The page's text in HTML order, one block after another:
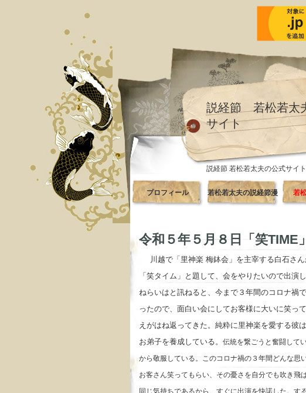
説経節 若松若太
サイト
説経節 若松若太夫の公式サイ
プロフィール 若松若太夫の説経節漫 若
令和５年５月８日「笑
川越で「里神楽 梅鉢会」を主宰する白石さん
「笑タイム」と題して、会をやりたいので出演
ねらいはと訊ねると、今まで３年間のコロナ禍
ったので、面白い会にしてお客様に大いに笑っ
えがはね返ってきた。純粋に里神楽を愛する彼
お弟子を養成している。 伝統を繋ごうと奮闘して
から敬服している。このコロナ禍の３年間どんな思
お客さん笑ってもらい、その憂さを自分でも吹き飛
同じ気持ちであるから、すぐに出演を快諾した。す